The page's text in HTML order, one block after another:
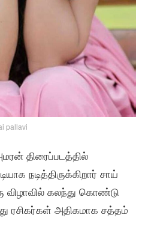
pallavi
திரைப்படத்தில்
நடித்திருக்கிறார் சாய்
விழாவில் கலந்து கொண்டு
ரசிகர்கள் அதிகமாக சத்தம்